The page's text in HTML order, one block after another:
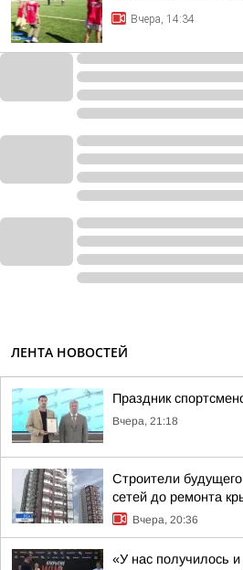
Вчера, 14:34
ЛЕНТА НОВОСТЕЙ
Праздник
Вчера, 21:18
Строители
сетей до ремонта
Вчера, 20:36
«У нас получилось